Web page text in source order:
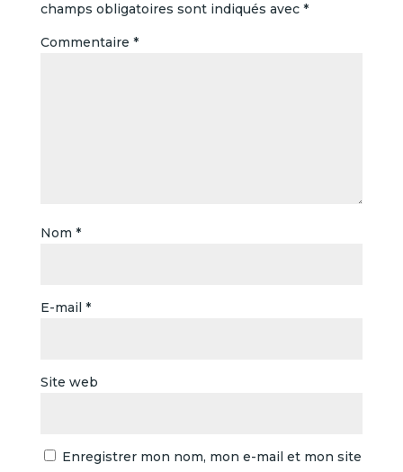
champs obligatoires sont indiqués avec *
Commentaire *
Nom *
E-mail *
Site web
Enregistrer mon nom, mon e-mail et mon site